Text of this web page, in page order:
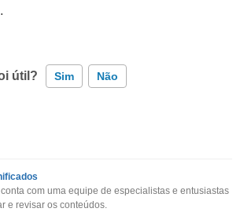
útil? Sim Não
não tem a informação que procuro
com uma equipe de especialistas e entusiastas
e revisar os conteúdos.